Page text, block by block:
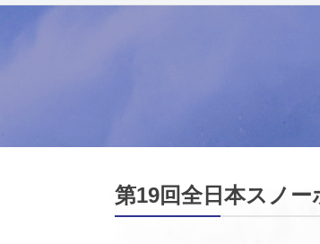
第19回全日本スノ